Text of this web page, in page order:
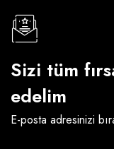
Sizi tüm
edelim
E-posta adresinizi